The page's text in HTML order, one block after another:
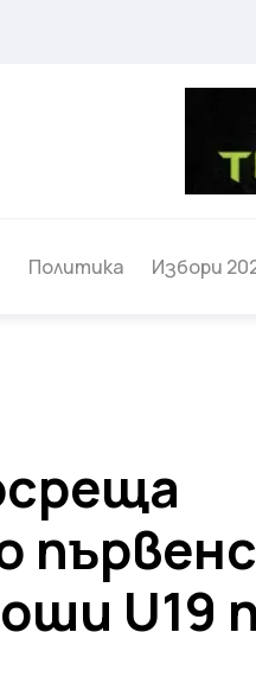
Политика Избори
U19